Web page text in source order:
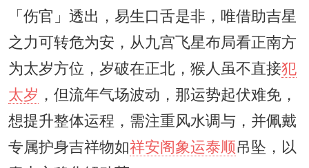
「伤官」透出，易生口舌是非，唯借助吉星
之力可转危为安，从九宫飞星布局看正南方
为太岁方位，岁破在正北，猴人虽不直接犯
太岁 ，但流年气场波动，那运势起伏难免，
想提升整体运程，需注重风水调与，并佩戴
专属护身吉祥物如祥安阁象运泰顺吊坠，以